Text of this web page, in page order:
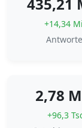
+14,34
2,78
+96,3